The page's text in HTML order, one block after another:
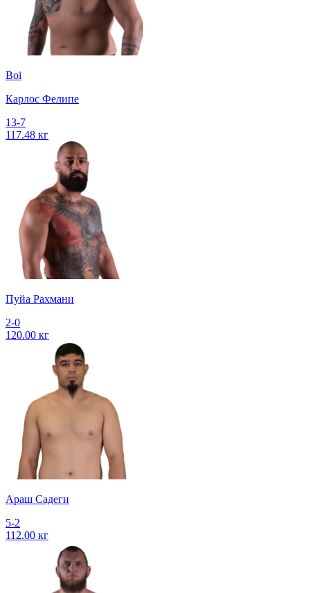
Boi
Карлос Фелипе
13-7
117.48 кг
Пуйа Рахмани
2-0
120.00 кг
Араш Садеги
5-2
112.00 кг